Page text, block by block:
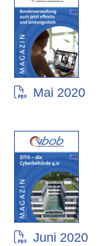
Mai 2020
Juni 2020